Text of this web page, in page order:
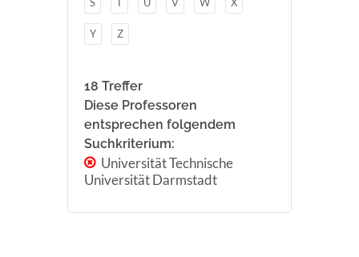
Y Z
18 Treffer
Diese Professoren
entsprechen folgendem
Suchkriterium:
Universität Technische
Universität Darmstadt